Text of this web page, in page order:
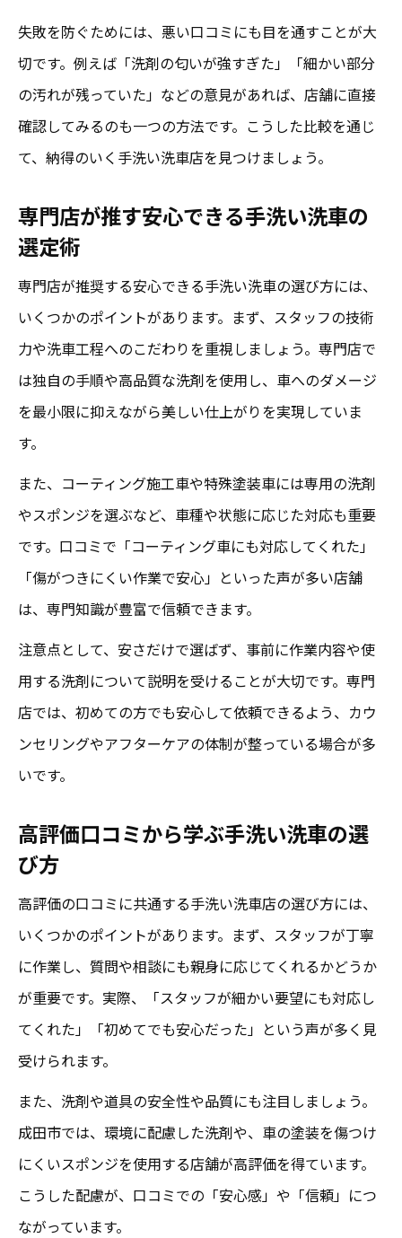
失敗を防ぐためには、悪い口コミにも目を通すことが大
切です。例えば「洗剤の匂いが強すぎた」「細かい部分
の汚れが残っていた」などの意見があれば、店舗に直接
確認してみるのも一つの方法です。こうした比較を通じ
て、納得のいく手洗い洗車店を見つけましょう。
専門店が推す安心できる手洗い洗車の
選定術
専門店が推奨する安心できる手洗い洗車の選び方には、
いくつかのポイントがあります。まず、スタッフの技術
力や洗車工程へのこだわりを重視しましょう。専門店で
は独自の手順や高品質な洗剤を使用し、車へのダメージ
を最小限に抑えながら美しい仕上がりを実現していま
す。
また、コーティング施工車や特殊塗装車には専用の洗剤
やスポンジを選ぶなど、車種や状態に応じた対応も重要
です。口コミで「コーティング車にも対応してくれた」
「傷がつきにくい作業で安心」といった声が多い店舗
は、専門知識が豊富で信頼できます。
注意点として、安さだけで選ばず、事前に作業内容や使
用する洗剤について説明を受けることが大切です。専門
店では、初めての方でも安心して依頼できるよう、カウ
ンセリングやアフターケアの体制が整っている場合が多
いです。
高評価口コミから学ぶ手洗い洗車の選
び方
高評価の口コミに共通する手洗い洗車店の選び方には、
いくつかのポイントがあります。まず、スタッフが丁寧
に作業し、質問や相談にも親身に応じてくれるかどうか
が重要です。実際、「スタッフが細かい要望にも対応し
てくれた」「初めてでも安心だった」という声が多く見
受けられます。
また、洗剤や道具の安全性や品質にも注目しましょう。
成田市では、環境に配慮した洗剤や、車の塗装を傷つけ
にくいスポンジを使用する店舗が高評価を得ています。
こうした配慮が、口コミでの「安心感」や「信頼」につ
ながっています。